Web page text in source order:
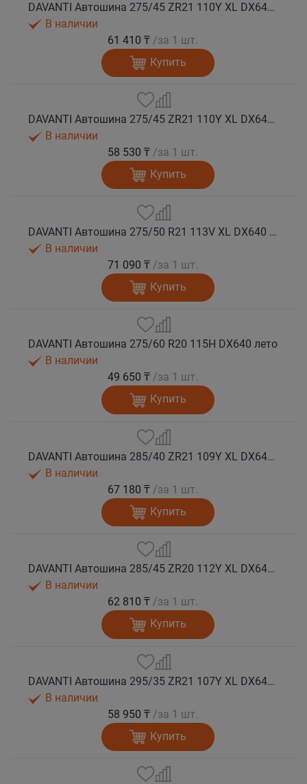
DAVANTI Автошина 275/45 ZR21 110Y XL DX640 RPR лето (Таиланд)
В наличии
61 410 ₸ /за 1 шт.
Купить
DAVANTI Автошина 275/45 ZR21 110Y XL DX640 RPR лето
В наличии
58 530 ₸ /за 1 шт.
Купить
DAVANTI Автошина 275/50 R21 113V XL DX640 RPR лето
В наличии
71 090 ₸ /за 1 шт.
Купить
DAVANTI Автошина 275/60 R20 115H DX640 лето
В наличии
49 650 ₸ /за 1 шт.
Купить
DAVANTI Автошина 285/40 ZR21 109Y XL DX640 RPR лето (Таиланд)
В наличии
67 180 ₸ /за 1 шт.
Купить
DAVANTI Автошина 285/45 ZR20 112Y XL DX640 RPR лето (Таиланд)
В наличии
62 810 ₸ /за 1 шт.
Купить
DAVANTI Автошина 295/35 ZR21 107Y XL DX640 RPR лето
В наличии
58 950 ₸ /за 1 шт.
Купить